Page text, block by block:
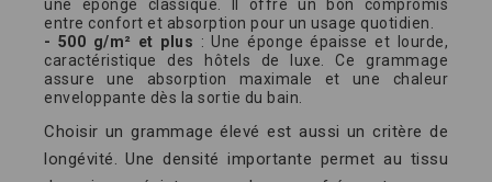
une éponge classique. Il offre un bon compromis
entre confort et absorption pour un usage quotidien.
- 500 g/m² et plus : Une éponge épaisse et lourde,
caractéristique des hôtels de luxe. Ce grammage
assure une absorption maximale et une chaleur
enveloppante dès la sortie du bain.
Choisir un grammage élevé est aussi un critère de
longévité. Une densité importante permet au tissu